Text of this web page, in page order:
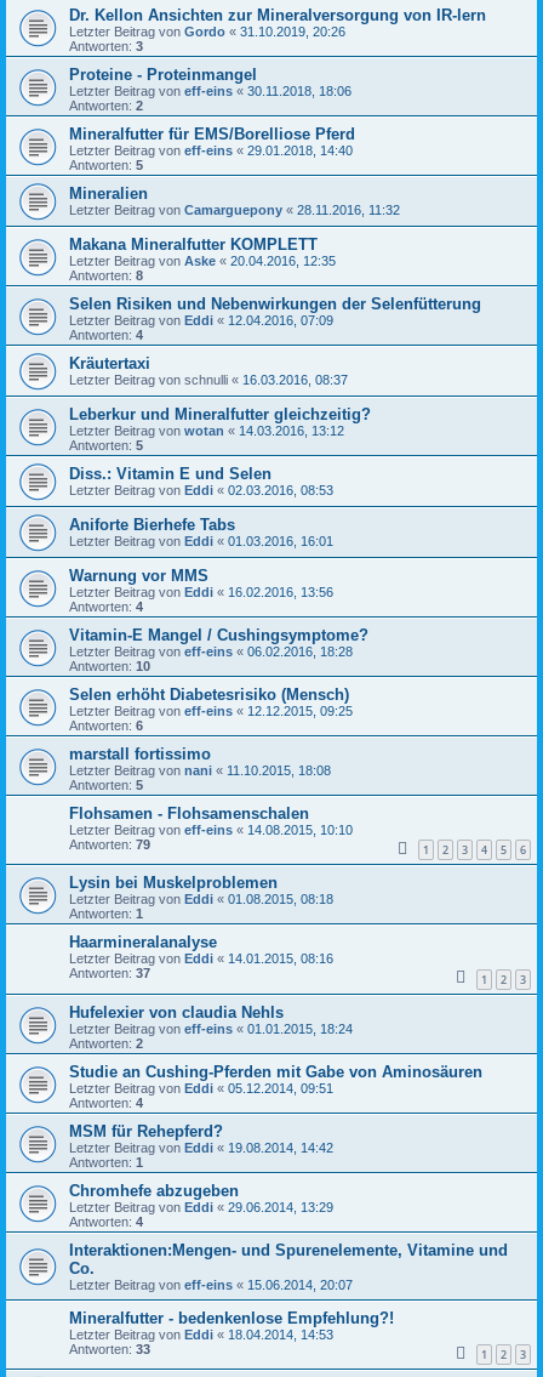
Dr. Kellon Ansichten zur Mineralversorgung von IR-lern
Letzter Beitrag von Gordo « 31.10.2019, 20:26
Antworten: 3
Proteine - Proteinmangel
Letzter Beitrag von eff-eins « 30.11.2018, 18:06
Antworten: 2
Mineralfutter für EMS/Borelliose Pferd
Letzter Beitrag von eff-eins « 29.01.2018, 14:40
Antworten: 5
Mineralien
Letzter Beitrag von Camarguepony « 28.11.2016, 11:32
Makana Mineralfutter KOMPLETT
Letzter Beitrag von Aske « 20.04.2016, 12:35
Antworten: 8
Selen Risiken und Nebenwirkungen der Selenfütterung
Letzter Beitrag von Eddi « 12.04.2016, 07:09
Antworten: 4
Kräutertaxi
Letzter Beitrag von schnulli « 16.03.2016, 08:37
Leberkur und Mineralfutter gleichzeitig?
Letzter Beitrag von wotan « 14.03.2016, 13:12
Antworten: 5
Diss.: Vitamin E und Selen
Letzter Beitrag von Eddi « 02.03.2016, 08:53
Aniforte Bierhefe Tabs
Letzter Beitrag von Eddi « 01.03.2016, 16:01
Warnung vor MMS
Letzter Beitrag von Eddi « 16.02.2016, 13:56
Antworten: 4
Vitamin-E Mangel / Cushingsymptome?
Letzter Beitrag von eff-eins « 06.02.2016, 18:28
Antworten: 10
Selen erhöht Diabetesrisiko (Mensch)
Letzter Beitrag von eff-eins « 12.12.2015, 09:25
Antworten: 6
marstall fortissimo
Letzter Beitrag von nani « 11.10.2015, 18:08
Antworten: 5
Flohsamen - Flohsamenschalen
Letzter Beitrag von eff-eins « 14.08.2015, 10:10
Antworten: 79 1 2 3 4 5 6
Lysin bei Muskelproblemen
Letzter Beitrag von Eddi « 01.08.2015, 08:18
Antworten: 1
Haarmineralanalyse
Letzter Beitrag von Eddi « 14.01.2015, 08:16
Antworten: 37 1 2 3
Hufelexier von claudia Nehls
Letzter Beitrag von eff-eins « 01.01.2015, 18:24
Antworten: 2
Studie an Cushing-Pferden mit Gabe von Aminosäuren
Letzter Beitrag von Eddi « 05.12.2014, 09:51
Antworten: 4
MSM für Rehepferd?
Letzter Beitrag von Eddi « 19.08.2014, 14:42
Antworten: 1
Chromhefe abzugeben
Letzter Beitrag von Eddi « 29.06.2014, 13:29
Antworten: 4
Interaktionen:Mengen- und Spurenelemente, Vitamine und
Co.
Letzter Beitrag von eff-eins « 15.06.2014, 20:07
Mineralfutter - bedenkenlose Empfehlung?!
Letzter Beitrag von Eddi « 18.04.2014, 14:53
Antworten: 33 1 2 3